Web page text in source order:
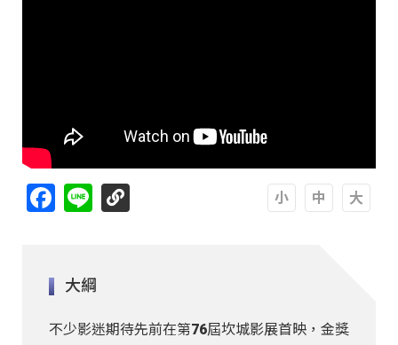
Facebook
Line
大綱
不少影迷期待先前在第76屆坎城影展首映，金獎